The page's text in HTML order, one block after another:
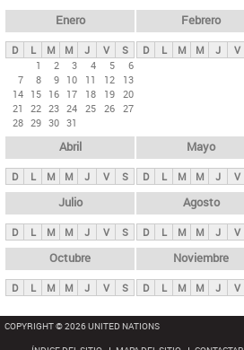
ds
p
n
i
p
a
l
s
Enero
D L M M J V
S
1
2 3 4 5
6
7
8 9 10 11 12
13
14 15 16 17 18 19 20
21
22 23 24 25 26 27
28 29 30 31
Febrero
D L M M J V
Abril
D L M M J V S
Mayo
D L M M J V
Julio
D L M M J V S
Agosto
D L M M J V
Octubre
D L M M J V S
Noviembre
D L M M J V
COPYRIGHT © 2026 UNITED NATIONS